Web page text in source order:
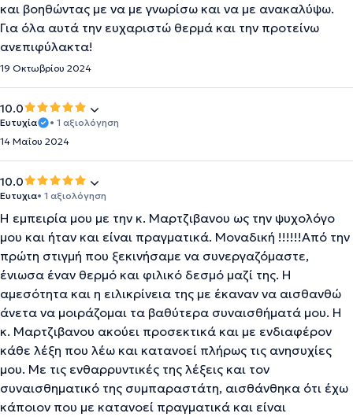
και βοηθώντας με να με γνωρίσω και να με ανακαλύψω.
Για όλα αυτά την ευχαριστώ θερμά και την προτείνω
ανεπιφύλακτα!
19 Οκτωβρίου 2024
10.0
Ευτυχία
• 1 αξιολόγηση
14 Μαΐου 2024
10.0
Ευτυχια• 1 αξιολόγηση
Η εμπειρία μου με την κ. Μαρτζιβανου ως την ψυχολόγο
μου και ήταν και είναι πραγματικά. Μοναδική !!!!!!Από την
πρώτη στιγμή που ξεκινήσαμε να συνεργαζόμαστε,
ένιωσα έναν θερμό και φιλικό δεσμό μαζί της. Η
αμεσότητα και η ειλικρίνεια της με έκαναν να αισθανθώ
άνετα να μοιράζομαι τα βαθύτερα συναισθήματά μου. Η
κ. Μαρτζιβανου ακούει προσεκτικά και με ενδιαφέρον
κάθε λέξη που λέω και κατανοεί πλήρως τις ανησυχίες
μου. Με τις ενθαρρυντικές της λέξεις και τον
συναισθηματικό της συμπαραστάτη, αισθάνθηκα ότι έχω
κάποιον που με κατανοεί πραγματικά και είναι